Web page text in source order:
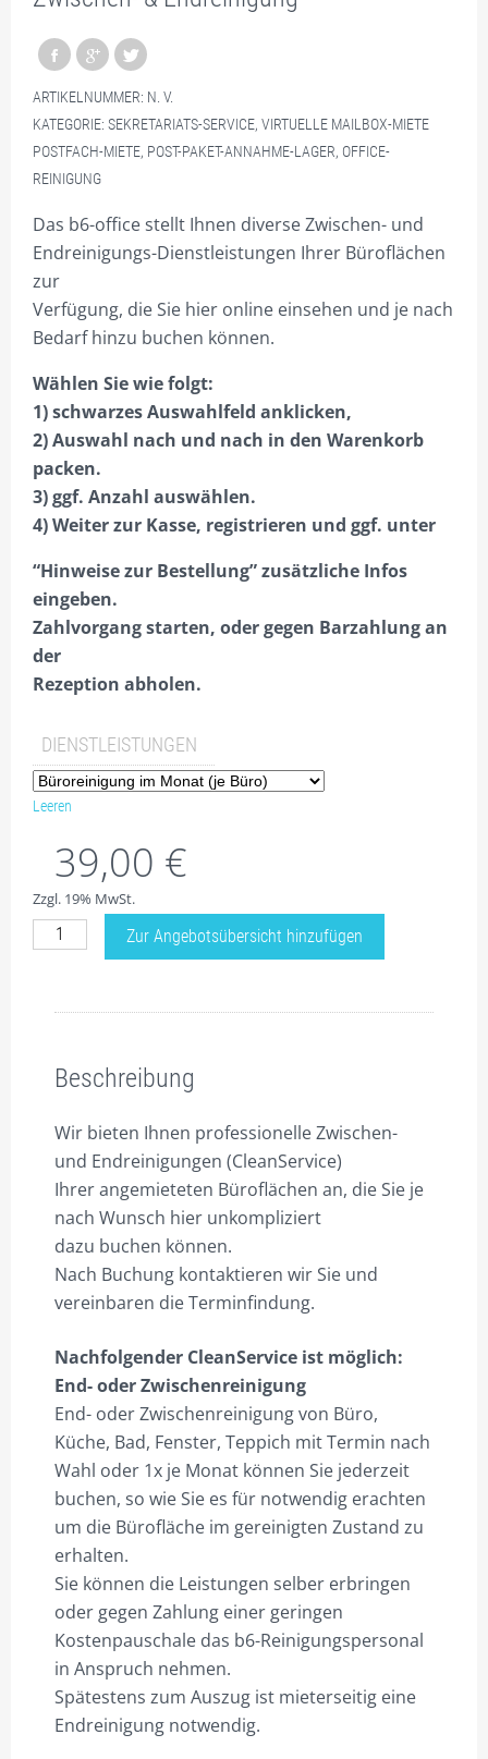
3.1 – 3.18 BÜROS 2.OG
3.9L TAGESBÜRO, FÜR 1 BIS 5 PERS. RESERVIEREN.
3.9R FLEX-OFFICE, FÜR 1 BIS 10 PERS. AUCH KONFERENZRAUM
4.5 PENTHAUSBÜROS
BESTUHLUNGSBEISPIELE FÜR KONFERENZ- &
BESPRECHUNGSRAUM
29/5 FLEX-FRONT-OFFICE KURZZEITBÜRO
POSTBOX
MIETEN
KAUFEN
2.18 FLEX-OFFICE
BÜROEINRICHTUNG
SERVICE & ACCESSOIRES
DAZU MIETEN
OBJEKTE
GARBSEN B6-OFFICE HAUPTGEBÄUDE
GARBSEN B6-FRONT-OFFICE, 240QM GEBÄUDE (+DG 80QM)
GARBSEN HEINKELSTR.1, 260QM BÜRO + 100QM HALLE A
GARBSEN HEINKELSTR.1B, 169QM HALLE C + 53QM BÜRO
GARBSEN HEINKELSTR.3, EG, 260QM WOHNHAUS
GARBSEN HEINKELSTR.3, 1.OG, 95QM BÜRO, 1 ZI. BÜRO A
GARBSEN HEINKELSTR.3A, 152QM HALLE D, OPT. BÜRO C
GARBSEN HEINKELSTR.3B, 48QM BÜRO, 2 ZI. BÜRO D
GARBSEN HEINKELSTR.3C, EG 74QM, HALLE E, 103QM BÜRO
GARBSEN BLUMENSTR.15 54QM 2 ZI. WOHNUNG MIT BALKON &
TERRASSE
HANNOVER, HAMBURGER-ALLEE 6, 42QM 1-ZI. WOHNUNG
FLEX-HOME
FRONT-OFFICE 29/5
BÜRO 3.9 RECHTS
BÜRO 2.18
BÜRO 2.18 FLEXTIME PREISE
BÜRO 2.18 MIETZEITEN
GALERIE
360° AUFNAHMEN
ARTIKELNUMMER: N. V.
KATEGORIE: SEKRETARIATS-SERVICE, VIRTUELLE MAILBOX-MIETE
POSTFACH-MIETE, POST-PAKET-ANNAHME-LAGER, OFFICE-
REINIGUNG
Das b6-office stellt Ihnen diverse Zwischen- und
Endreinigungs-Dienstleistungen Ihrer Büroflächen
zur
Verfügung, die Sie hier online einsehen und je nach
Bedarf hinzu buchen können.
Wählen Sie wie folgt:
1) schwarzes Auswahlfeld anklicken,
2) Auswahl nach und nach in den Warenkorb
packen.
3) ggf. Anzahl auswählen.
4) Weiter zur Kasse, registrieren und ggf. unter
“Hinweise zur Bestellung” zusätzliche Infos
eingeben.
Zahlvorgang starten, oder gegen Barzahlung an
der
Rezeption abholen.
DIENSTLEISTUNGEN
Leeren
39,00 €
Zzgl. 19% MwSt.
Zwischen-
Menge
Zur Angebotsübersicht hinzufügen
Beschreibung
Wir bieten Ihnen professionelle Zwischen-
und Endreinigungen (CleanService)
Ihrer angemieteten Büroflächen an, die Sie je
nach Wunsch hier unkompliziert
dazu buchen können.
Nach Buchung kontaktieren wir Sie und
vereinbaren die Terminfindung.
Nachfolgender CleanService ist möglich:
End- oder Zwischenreinigung
End- oder Zwischenreinigungvon Büro,
Küche, Bad, Fenster, Teppich mit Termin nach
Wahl oder 1x je Monat können Sie jederzeit
buchen, so wie Sie es für notwendig erachten
um die Bürofläche im gereinigten Zustand zu
erhalten.
Sie können die Leistungen selber erbringen
oder gegen Zahlung einer geringen
Kostenpauschale das b6-Reinigungspersonal
in Anspruch nehmen.
Spätestens zum Auszug ist mieterseitig eine
Endreinigung notwendig.